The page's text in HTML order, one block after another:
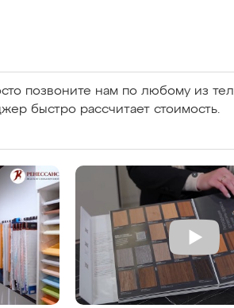
позвоните нам по любому из
быстро рассчитает стоимость.